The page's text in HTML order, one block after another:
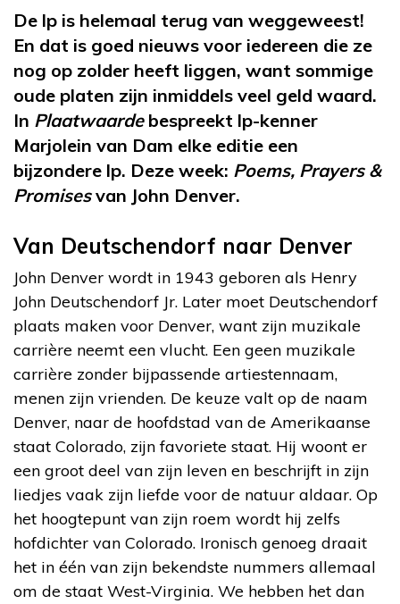
De lp is helemaal terug van weggeweest!
En dat is goed nieuws voor iedereen die ze
nog op zolder heeft liggen, want sommige
oude platen zijn inmiddels veel geld waard.
In Plaatwaardebespreekt lp-kenner
Marjolein van Dam elke editie een
bijzondere lp. Deze week: Poems, Prayers &
Promisesvan John Denver.
Van Deutschendorf naar Denver
John Denver wordt in 1943 geboren als Henry
John Deutschendorf Jr. Later moet Deutschendorf
plaats maken voor Denver, want zijn muzikale
carrière neemt een vlucht. Een geen muzikale
carrière zonder bijpassende artiestennaam,
menen zijn vrienden. De keuze valt op de naam
Denver, naar de hoofdstad van de Amerikaanse
staat Colorado, zijn favoriete staat. Hij woont er
een groot deel van zijn leven en beschrijft in zijn
liedjes vaak zijn liefde voor de natuur aldaar. Op
het hoogtepunt van zijn roem wordt hij zelfs
hofdichter van Colorado. Ironisch genoeg draait
het in één van zijn bekendste nummers allemaal
om de staat West-Virginia. We hebben het dan